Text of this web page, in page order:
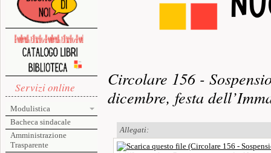
Servizi online
Modulistica
Bacheca sindacale
Amministrazione
Trasparente
Circolare 156 -
dicembre, festa
Allegati: